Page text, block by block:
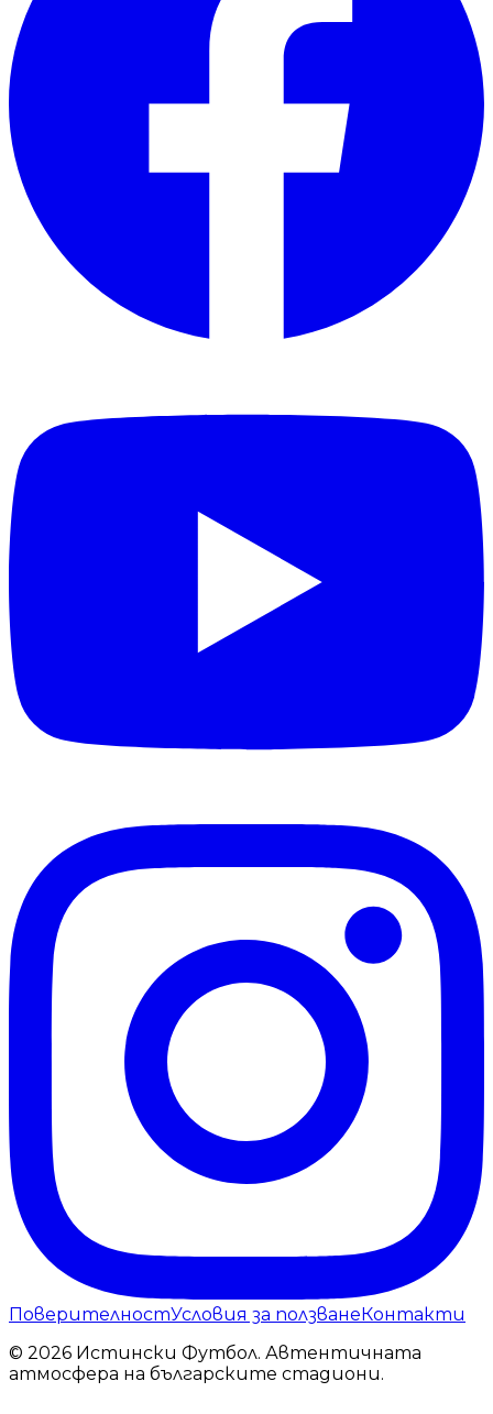
ПоверителностУсловия за ползванеКонтакти
© 2026 Истински Футбол. Автентичната
атмосфера на българските стадиони.